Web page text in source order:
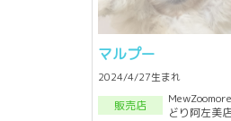
マルプー
2024/4/27生まれ
販売店
どり阿左美店